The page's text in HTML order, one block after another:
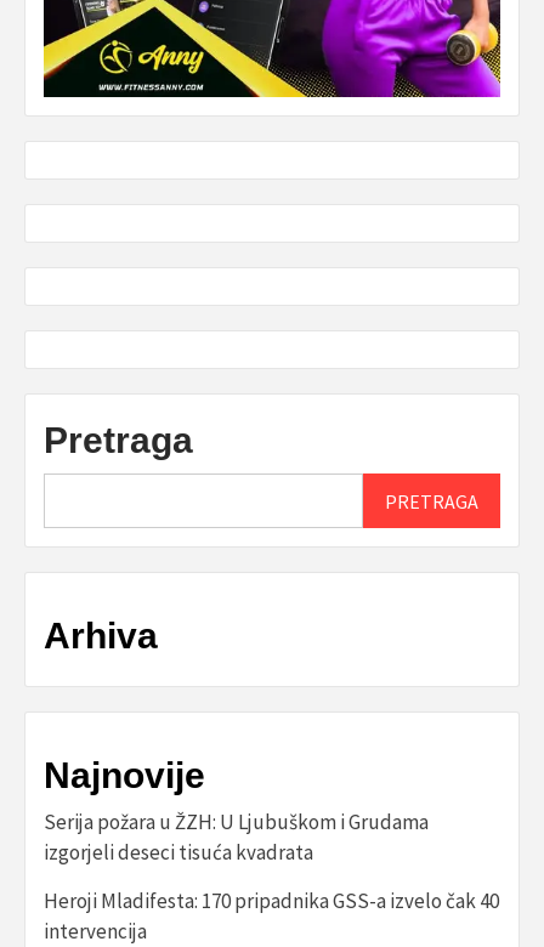
Pretraga
PRETRAGA
Arhiva
Najnovije
Serija požara u ŽZH: U Ljubuškom i Grudama
izgorjeli deseci tisuća kvadrata
Heroji Mladifesta: 170 pripadnika GSS-a izvelo čak 40
intervencija